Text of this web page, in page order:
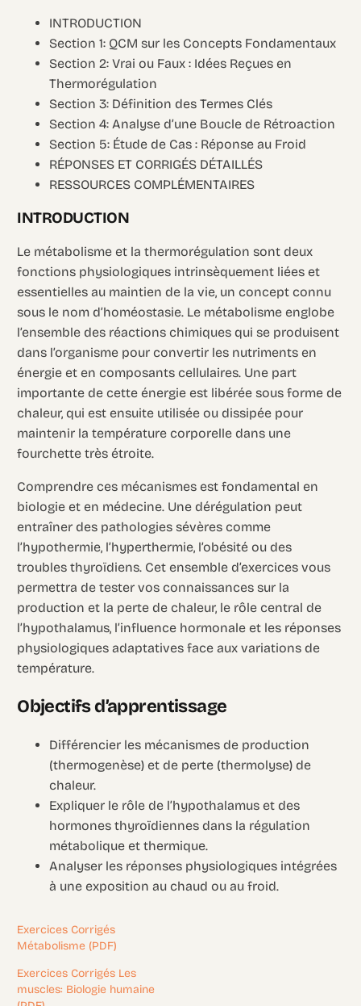
INTRODUCTION
Section 1: QCM sur les Concepts Fondamentaux
Section 2: Vrai ou Faux : Idées Reçues en
Thermorégulation
Section 3: Définition des Termes Clés
Section 4: Analyse d’une Boucle de Rétroaction
Section 5: Étude de Cas : Réponse au Froid
RÉPONSES ET CORRIGÉS DÉTAILLÉS
RESSOURCES COMPLÉMENTAIRES
INTRODUCTION
Le métabolisme et la thermorégulation sont deux
fonctions physiologiques intrinsèquement liées et
essentielles au maintien de la vie, un concept connu
sous le nom d’homéostasie. Le métabolisme englobe
l’ensemble des réactions chimiques qui se produisent
dans l’organisme pour convertir les nutriments en
énergie et en composants cellulaires. Une part
importante de cette énergie est libérée sous forme de
chaleur, qui est ensuite utilisée ou dissipée pour
maintenir la température corporelle dans une
fourchette très étroite.
Comprendre ces mécanismes est fondamental en
biologie et en médecine. Une dérégulation peut
entraîner des pathologies sévères comme
l’hypothermie, l’hyperthermie, l’obésité ou des
troubles thyroïdiens. Cet ensemble d’exercices vous
permettra de tester vos connaissances sur la
production et la perte de chaleur, le rôle central de
l’hypothalamus, l’influence hormonale et les réponses
physiologiques adaptatives face aux variations de
température.
Objectifs d’apprentissage
Différencier les mécanismes de production
(thermogenèse) et de perte (thermolyse) de
chaleur.
Expliquer le rôle de l’hypothalamus et des
hormones thyroïdiennes dans la régulation
métabolique et thermique.
Analyser les réponses physiologiques intégrées
à une exposition au chaud ou au froid.
Exercices Corrigés
Métabolisme (PDF)
Exercices Corrigés Les
muscles: Biologie humaine